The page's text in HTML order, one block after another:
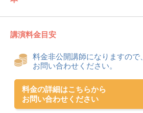
講演料金目安
料金非公開講師になりますので、
お問い合わせください。
料金の詳細はこちらから
お問い合わせください